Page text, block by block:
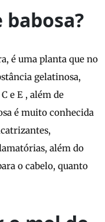
babosa?
é uma planta que no
gelatinosa,
e E , além de
é muito conhecida
além do
o cabelo, quanto